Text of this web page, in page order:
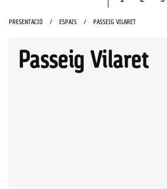
PRESENTACIÓ ESPAIS PASSEIG VILARET
Passeig Vilaret